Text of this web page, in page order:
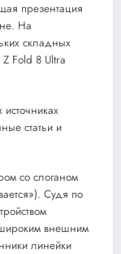
презентация
На
складных
Fold 8 Ultra
статьи и
со слоганом
Судя по
внешним
линейки